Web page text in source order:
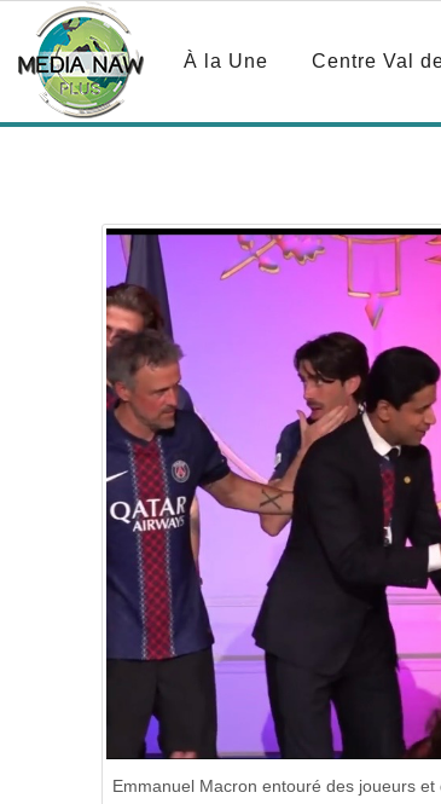
À la Une Centre Val
Emmanuel Macron entouré des joueurs